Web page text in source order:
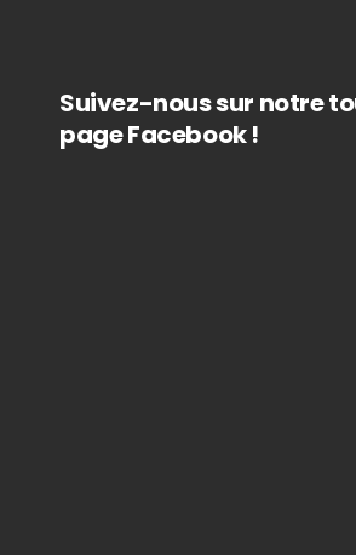
Suivez-nous sur notre
page Facebook !